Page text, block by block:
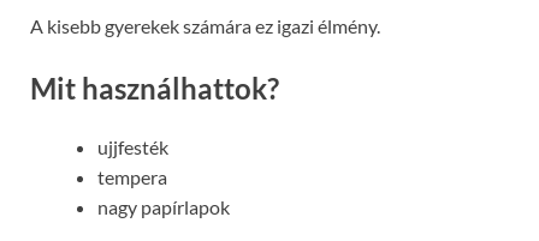
A kisebb gyerekek számára ez igazi élmény.
Mit használhattok?
ujjfesték
tempera
nagy papírlapok